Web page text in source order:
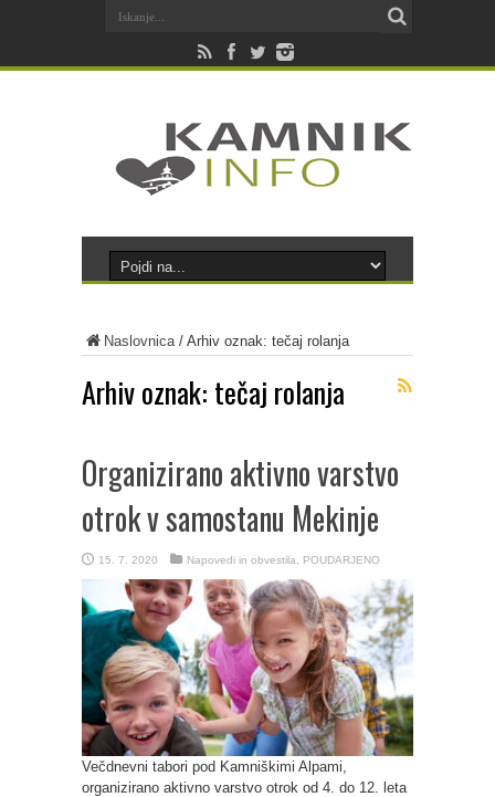
Naslovnica/ Arhiv oznak: tečaj rolanja
Arhiv oznak: tečaj rolanja
Organizirano aktivno varstvo
otrok v samostanu Mekinje
15. 7. 2020 Napovedi in obvestila POUDARJENO
Večdnevni tabori pod Kamniškimi Alpami,
organizirano aktivno varstvo otrok od 4. do 12. leta